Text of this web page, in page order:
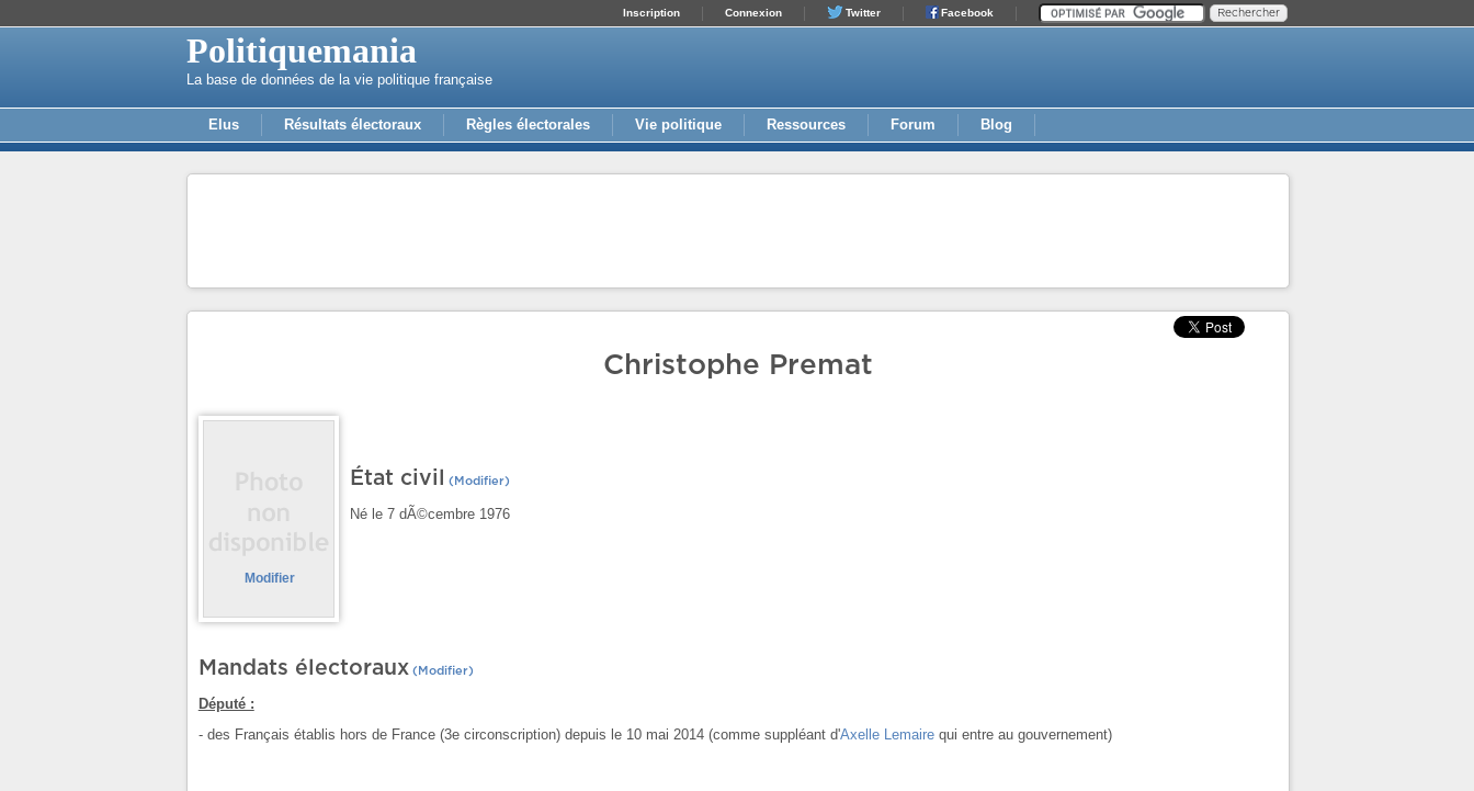
Facebook
Twitter
Connexion
Inscription
Politiquemania
La base de données de la vie politique française
Elus Résultats électoraux Règles électorales Vie politique Ressources Forum Blog
Christophe Premat
Modifier
État civil (Modifier)
Né le 7 dÃ©cembre 1976
Mandats électoraux(Modifier)
Député :
- des Français établis hors de France (3e circonscription) depuis le 10 mai 2014 (comme suppléant d'Axelle Lemairequi entre au gouvernement)